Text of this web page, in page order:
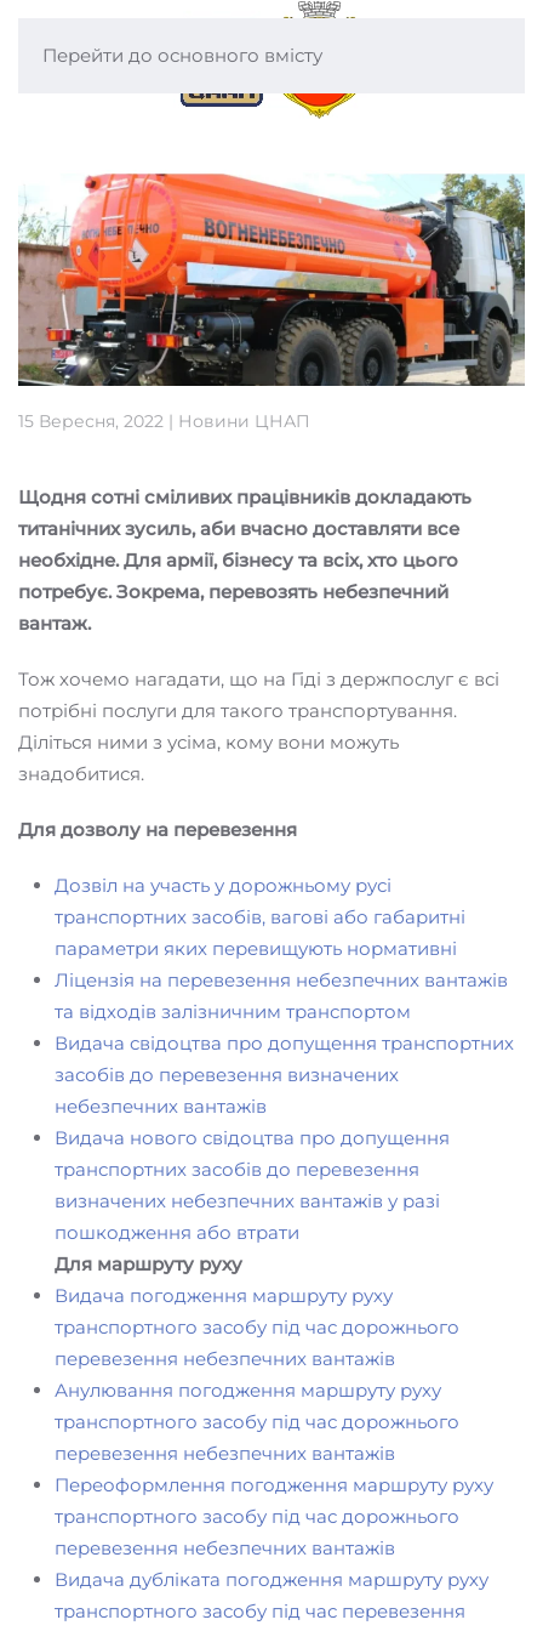
Перейти до основного вмісту
15 Вересня, 2022 | Новини ЦНАП
Щодня сотні сміливих працівників докладають
титанічних зусиль, аби вчасно доставляти все
необхідне. Для армії, бізнесу та всіх, хто цього
потребує. Зокрема, перевозять небезпечний
вантаж.
Тож хочемо нагадати, що на Гіді з держпослуг є всі
потрібні послуги для такого транспортування.
Діліться ними з усіма, кому вони можуть
знадобитися.
Для дозволу на перевезення
Дозвіл на участь у дорожньому русі
транспортних засобів, вагові або габаритні
параметри яких перевищують нормативні
Ліцензія на перевезення небезпечних вантажів
та відходів залізничним транспортом
Видача свідоцтва про допущення транспортних
засобів до перевезення визначених
небезпечних вантажів
Видача нового свідоцтва про допущення
транспортних засобів до перевезення
визначених небезпечних вантажів у разі
пошкодження або втрати
Для маршруту руху
Видача погодження маршруту руху
транспортного засобу під час дорожнього
перевезення небезпечних вантажів
Анулювання погодження маршруту руху
транспортного засобу під час дорожнього
перевезення небезпечних вантажів
Переоформлення погодження маршруту руху
транспортного засобу під час дорожнього
перевезення небезпечних вантажів
Видача дубліката погодження маршруту руху
транспортного засобу під час перевезення